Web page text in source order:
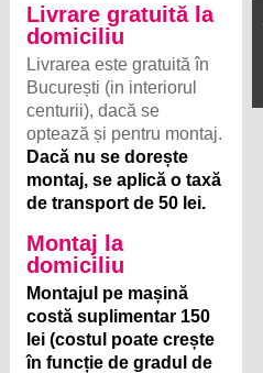
Livrare gratuită la
domiciliu
Livrarea este gratuită în
București (in interiorul
centurii), dacă se
optează și pentru montaj.
Dacă nu se dorește
montaj, se aplică o taxă
de transport de 50 lei.
Montaj la
domiciliu
Montajul pe mașină
costă suplimentar 150
lei (costul poate crește
în funcție de gradul de